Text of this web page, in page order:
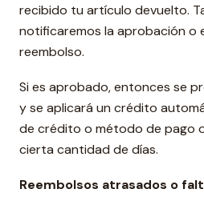
recibido tu artículo devuelto.
notificaremos la aprobación o
reembolso.
Si es aprobado, entonces se
y se aplicará un crédito
de crédito o método de pago
cierta cantidad de días.
Reembolsos atrasados ​​o